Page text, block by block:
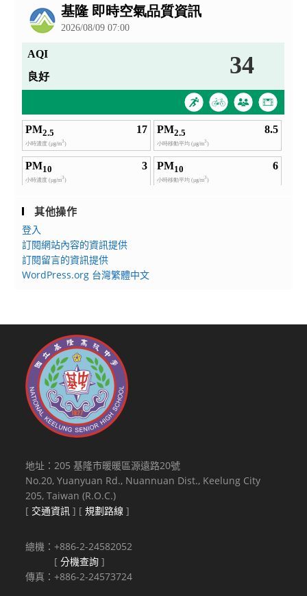
其他操作
登入
訂閱網站內容的資訊提供
訂閱留言的資訊提供
WordPress.org 台灣繁體中文
地址：205 基隆市暖暖區源遠路20號
No.20, Yuanyuan Rd., Nuannuan Dist., Keelung City
205, Taiwan (R.O.C.)
[ 交通資訊 ] [規劃路線 ]
總機：+886-2-24582052
[分機查詢 ]
傳真：+886-2-24573724